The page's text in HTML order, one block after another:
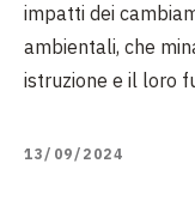
impatti dei
ambientali, che
istruzione e il loro
13/09/2024